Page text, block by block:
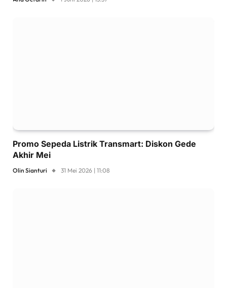
Promo Sepeda Listrik Transmart: Diskon Gede
Akhir Mei
Olin Sianturi 31 Mei 2026 | 11:08